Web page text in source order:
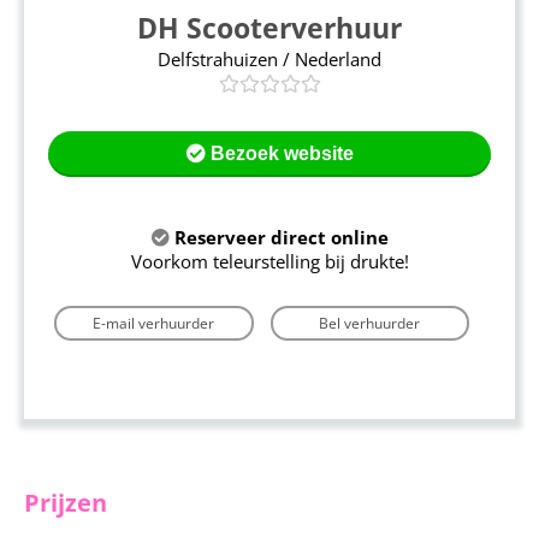
DH Scooterverhuur
Delfstrahuizen / Nederland
Bezoek website
Reserveer direct online
Voorkom teleurstelling bij drukte!
E-mail verhuurder Bel verhuurder
Prijzen